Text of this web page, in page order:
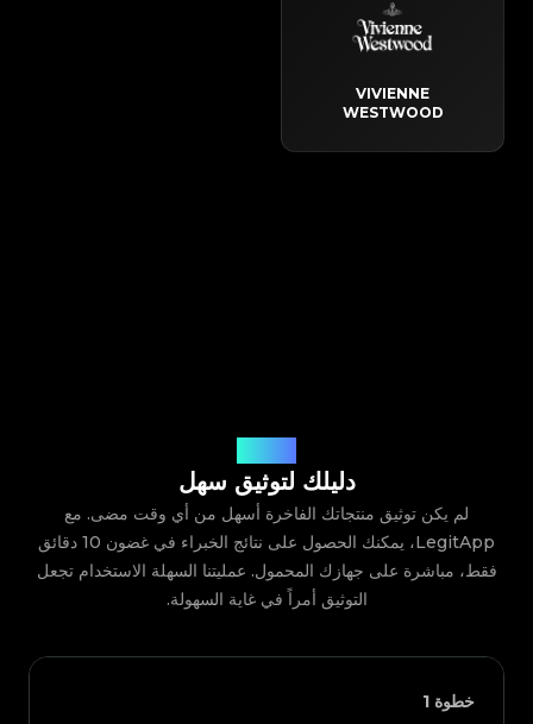
VIVIENNE
WESTWOOD
دليلك لتوثيق سهل
لم يكن توثيق منتجاتك الفاخرة أسهل من أي وقت مضى. مع
LegitApp، يمكنك الحصول على نتائج الخبراء في غضون 10 دقائق
فقط، مباشرة على جهازك المحمول. عمليتنا السهلة الاستخدام تجعل
التوثيق أمراً في غاية السهولة.
خطوة 1